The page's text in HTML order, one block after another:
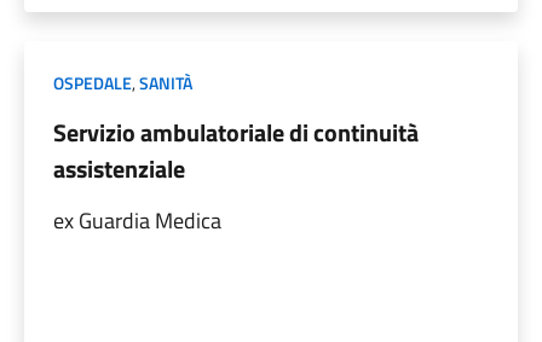
OSPEDALE,SANITÀ
Servizio ambulatoriale di continuità
assistenziale
ex Guardia Medica